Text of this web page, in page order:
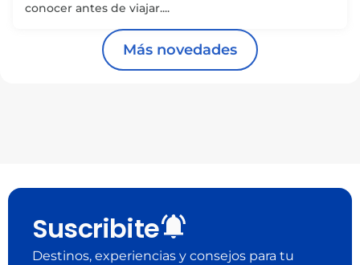
conocer antes de viajar....
Más novedades
Suscribite
Destinos, experiencias y consejos para tu